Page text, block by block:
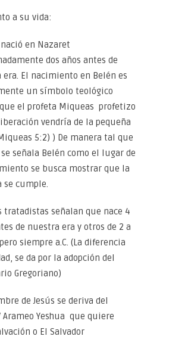
a su vida:
nació en Nazaret
dos años antes de
era. El nacimiento en Belén es
un símbolo teológico
el profeta Miqueas profetizo
vendría de la pequeña
5:2) ) De manera tal que
señala Belén como el lugar de
se busca mostrar que la
se cumple.
tratadistas señalan que nace 4
de nuestra era y otros de 2 a
siempre a.C. (La diferencia
se da por la adopción del
Gregoriano)
de Jesús se deriva del
Arameo Yeshua que quiere
o El Salvador